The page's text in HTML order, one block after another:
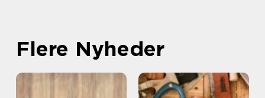
Flere Nyheder